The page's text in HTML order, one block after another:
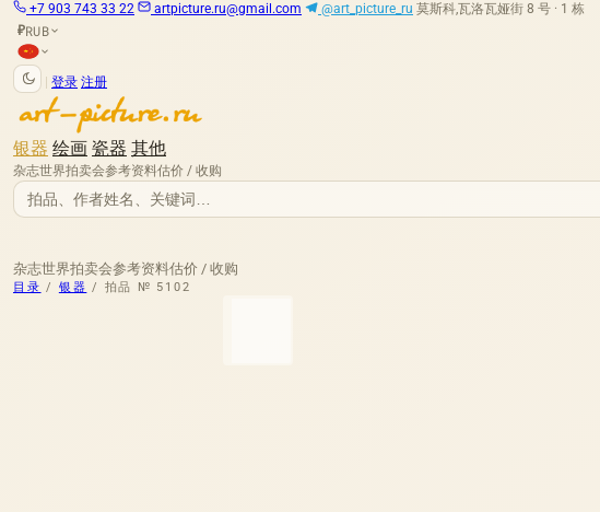
+7 903 743 33 22 artpicture.ru@gmail.com @art_picture_ru 莫斯科,瓦洛瓦娅街 8 号 · 1 栋
₽RUB
登录 注册
银器 绘画 瓷器 其他
杂志世界拍卖会参考资料估价 / 收购
杂志世界拍卖会参考资料估价 / 收购
目录 / 银器 / 拍品 № 5102